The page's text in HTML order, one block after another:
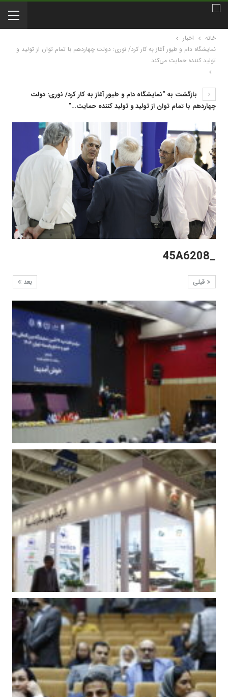
خانه
اخبار
نمایشگاه دام و طیور آغاز به کار کرد/ نوری: دولت چهاردهم با تمام توان از تولید و
تولید کننده حمایت می‌کند
بازگشت به "نمایشگاه دام و طیور آغاز به کار کرد/ نوری: دولت
چهاردهم با تمام توان از تولید و تولید کننده حمایت…"
_45A6208
بعد قبلی